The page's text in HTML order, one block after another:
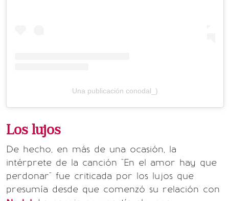
Una publicación conodal_)
Los lujos
De hecho, en más de una ocasión, la
intérprete de la canción "En el amor hay que
perdonar" fue criticada por los lujos que
presumía desde que comenzó su relación con